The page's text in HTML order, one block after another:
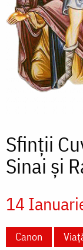
Sfinții
Sinai și
14
Canon